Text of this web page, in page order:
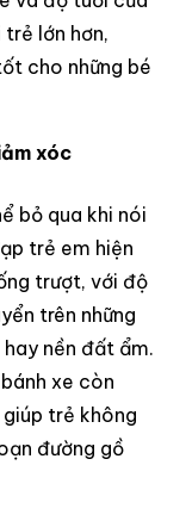
lớn hơn,
cho những bé
xóc
bỏ qua khi nói
trẻ em hiện
trượt, với độ
trên những
nền đất ẩm.
xe còn
trẻ không
đường gồ